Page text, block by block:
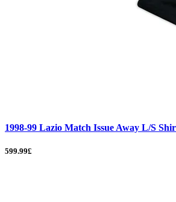
1998-99 Lazio Match Issue Away L/S
599.99£